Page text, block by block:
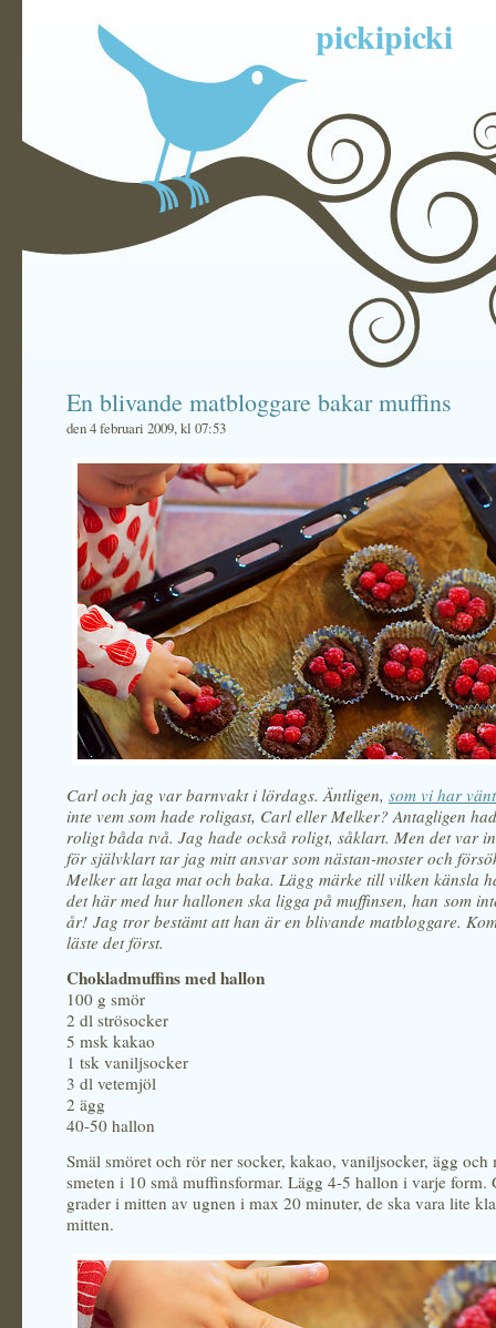
pickipicki
En blivande matbloggare bakar muffins
den 4 februari 2009, kl 07:53
Carl och jag var barnvakt i lördags. Äntligen, som vi har
inte vem som hade roligast, Carl eller Melker? Antagligen
roligt båda två. Jag hade också roligt, såklart. Men det var
för självklart tar jag mitt ansvar som nästan-moster och
Melker att laga mat och baka. Lägg märke till vilken känsla
det här med hur hallonen ska ligga på muffinsen, han som
år! Jag tror bestämt att han är en blivande matbloggare.
läste det först.
Chokladmuffins med hallon
100 g smör
2 dl strösocker
5 msk kakao
1 tsk vaniljsocker
3 dl vetemjöl
2 ägg
40-50 hallon
Smäl smöret och rör ner socker, kakao, vaniljsocker, ägg och
smeten i 10 små muffinsformar. Lägg 4-5 hallon i varje form.
grader i mitten av ugnen i max 20 minuter, de ska vara lite
mitten.